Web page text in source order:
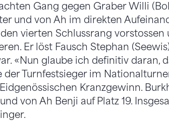
Gang gegen Graber Willi
und von Ah im direkten
vierten Schlussrang
Er löst Fausch Stephan
«Nun glaube ich definitiv daran,
der Turnfestsieger im
Kranzgewinn.
von Ah Benji auf Platz 19.